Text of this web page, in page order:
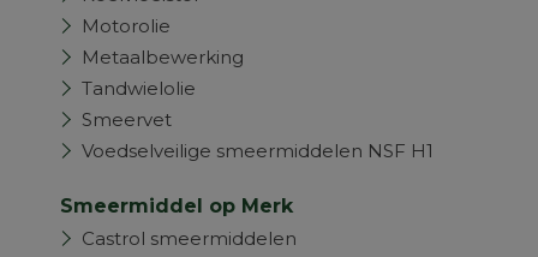
Motorolie
Metaalbewerking
Tandwielolie
Smeervet
Voedselveilige smeermiddelen NSF H1
Smeermiddel op Merk
Castrol smeermiddelen